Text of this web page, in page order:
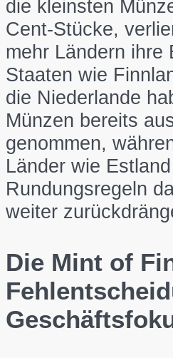
die kleinsten
Cent-Stücke,
mehr Ländern ihre
Staaten wie
die Niederlande
Münzen bereits
genommen,
Länder wie
Rundungsregeln
weiter
Die Mint of